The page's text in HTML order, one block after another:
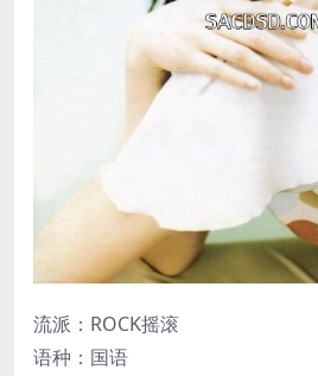
流派：ROCK摇滚
语种：国语